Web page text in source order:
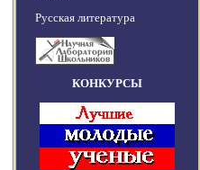
Русская литература
КОНКУРСЫ